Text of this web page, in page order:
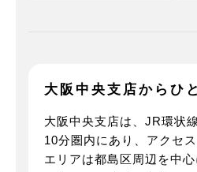
大阪中央支店から ひ
大阪中央支店は、JR環状
10分圏内にあり、アクセ
エリアは都島区周辺を中